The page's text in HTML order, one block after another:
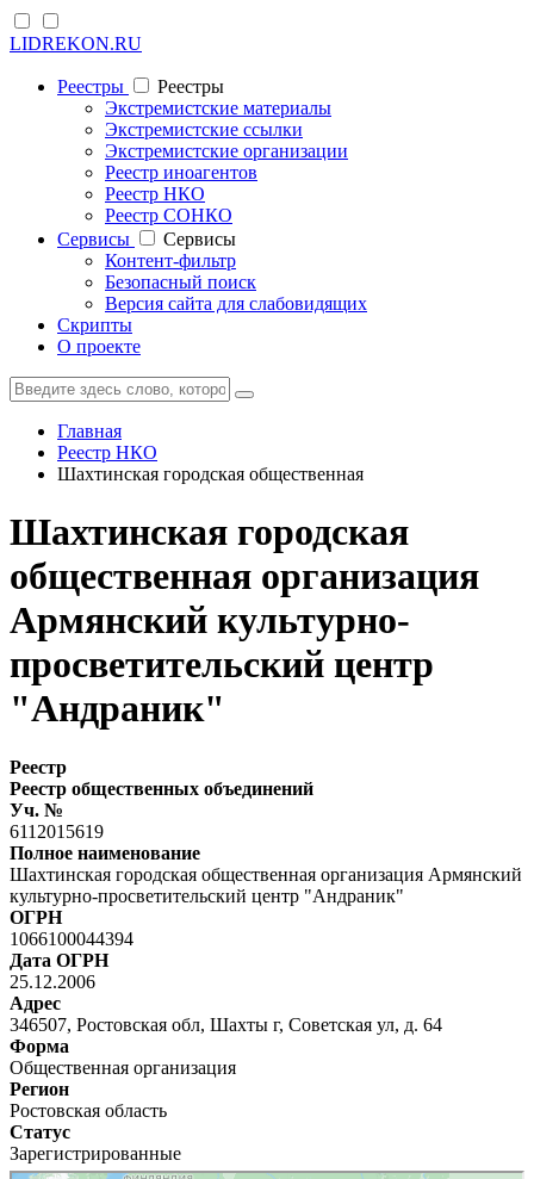
LIDREKON.RU
Реестры
Реестры
Экстремистские материалы
Экстремистские ссылки
Экстремистские организации
Реестр иноагентов
Реестр НКО
Реестр СОНКО
Cервисы
Cервисы
Контент-фильтр
Безопасный поиск
Версия сайта для слабовидящих
Скрипты
О проекте
Главная
Реестр НКО
Шахтинская городская общественная
Шахтинская городская
общественная организация
Армянский культурно-
просветительский центр
"Андраник"
Реестр
Реестр общественных объединений
Уч. №
6112015619
Полное наименование
Шахтинская городская общественная организация Армянский
культурно-просветительский центр "Андраник"
ОГРН
1066100044394
Дата ОГРН
25.12.2006
Адрес
346507, Ростовская обл, Шахты г, Советская ул, д. 64
Форма
Общественная организация
Регион
Ростовская область
Статус
Зарегистрированные